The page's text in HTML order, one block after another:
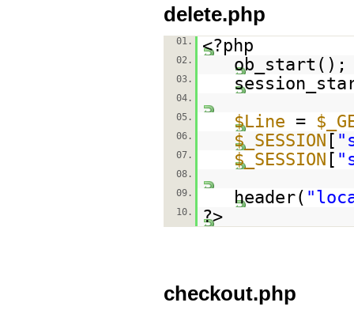
delete.php
01. <?php
02. ob_start();
03.
04.
05.
$Line =
06. $_SESSION [
07. $_SESSION [
08.
09.
header(
10. ?>
checkout.php